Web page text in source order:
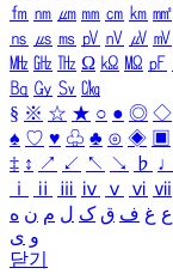
㎙ ㎚ ㎛ ㎜ ㎝ ㎞ ㎟
㎱ ㎲ ㎳ ㎴ ㎵ ㎶ ㎷
㎒ ㎓ ㎔ Ω ㏀ ㏁ ㎊
㏃ ㏉ ㏜ ㏆
§ ※ ☆ ★ ○ ● ◎ ◇
♠ ♡ ♥ ♧ ♣ ⊙ ◈ ▣
‡ ↕ ↗ ↙ ↖ ↘ ♭ ♩
ⅰ
ⅱ ⅲ ⅳ ⅴ ⅵ ⅶ
ع غ ف ق ک ل م ن ه
و ی
닫기